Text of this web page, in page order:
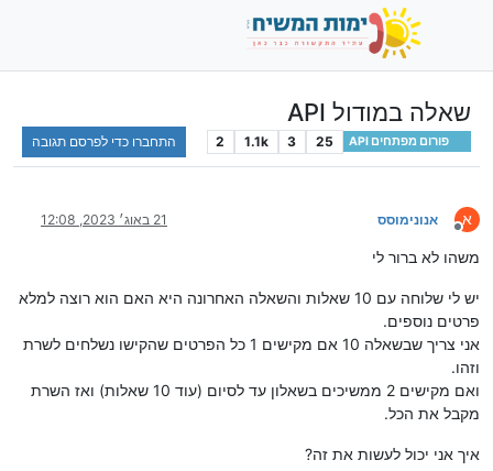
שאלה במודול API
פורום מפתחים API 25
3
1.1k
2 התחברו כדי לפרסם תגובה
א
מנותק
אנונימוסס 21 באוג׳ 2023, 12:08
משהו לא ברור לי
יש לי שלוחה עם 10 שאלות והשאלה האחרונה היא האם הוא רוצה למלא
פרטים נוספים.
אני צריך שבשאלה 10 אם מקישים 1 כל הפרטים שהקישו נשלחים לשרת
וזהו.
ואם מקישים 2 ממשיכים בשאלון עד לסיום (עוד 10 שאלות) ואז השרת
מקבל את הכל.
איך אני יכול לעשות את זה?